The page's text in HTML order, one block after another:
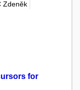
Zdeněk
for